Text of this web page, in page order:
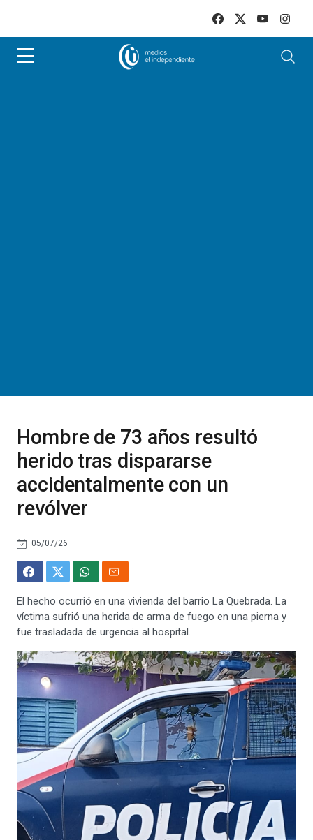
Hombre de 73 años resultó
herido tras dispararse
accidentalmente con un
revólver
05/07/26
El hecho ocurrió en una vivienda del barrio La Quebrada. La
víctima sufrió una herida de arma de fuego en una pierna y
fue trasladada de urgencia al hospital.